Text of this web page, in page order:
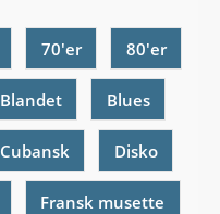
70'er 80'er
Blandet Blues
Cubansk Disko
Fransk musette